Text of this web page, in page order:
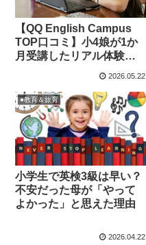
【QQ English Campus
TOP口コミ】小4娘が1か
月受講したリアル体験｜
2026.05.22
●教育＆旅育
小学生で英検3級は早い？
不安だった母が「やって
よかった」と思えた理由
2026.04.22